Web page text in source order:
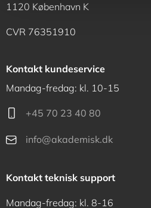
1120 København K
CVR 76351910
Kontakt kundeservice
Mandag-fredag: kl. 10-15
+45 70 23 40 80
info@akademisk.dk
Kontakt teknisk support
Mandag-fredag: kl. 8-16